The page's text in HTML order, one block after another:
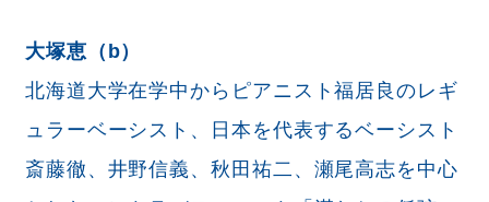
大塚恵（b）
北海道大学在学中からピアニスト福居良のレギ
ュラーベーシスト、日本を代表するベーシスト
斎藤徹、井野信義、秋田祐二、瀬尾高志を中心